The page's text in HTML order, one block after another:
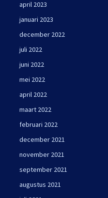
april 2023
januari 2023
december 2022
juli 2022
juni 2022
mei 2022
april 2022
maart 2022
februari 2022
december 2021
november 2021
september 2021
augustus 2021